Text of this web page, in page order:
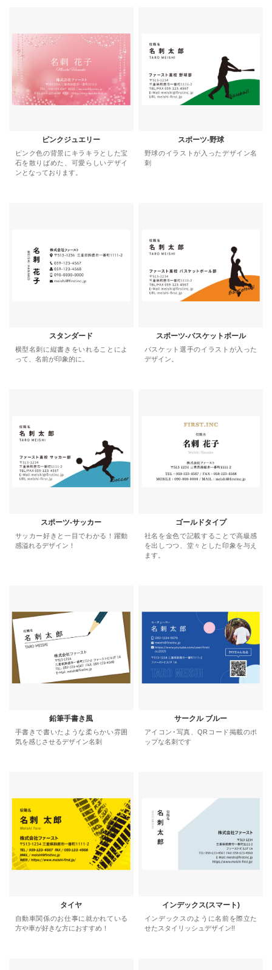
ピンクジュエリー
ピンク色の背景にキラキラとした宝
石を散りばめた、可愛らしいデザイ
ンとなっております。
スポーツ-野球
野球のイラストが入ったデザイン名
刺
スタンダード
横型名刺に縦書きをいれることによ
って、名前が印象的に。
スポーツ-バスケットボール
バスケット選手のイラストが入った
デザイン。
スポーツ-サッカー
サッカー好きと一目でわかる！躍動
感溢れるデザイン！
ゴールドタイプ
社名を金色で記載することで高級感
を出しつつ、堂々とした印象を与え
ます。
鉛筆手書き風
手書きで書いたような柔らかい雰囲
気を感じさせるデザイン名刺
サークル ブルー
アイコン･写真、QRコード掲載のポ
ップな名刺です
タイヤ
自動車関係のお仕事に就かれている
方や車が好きな方におすすめ！
インデックス(スマート)
インデックスのように名前を際立た
せたスタイリッシュデザイン!!